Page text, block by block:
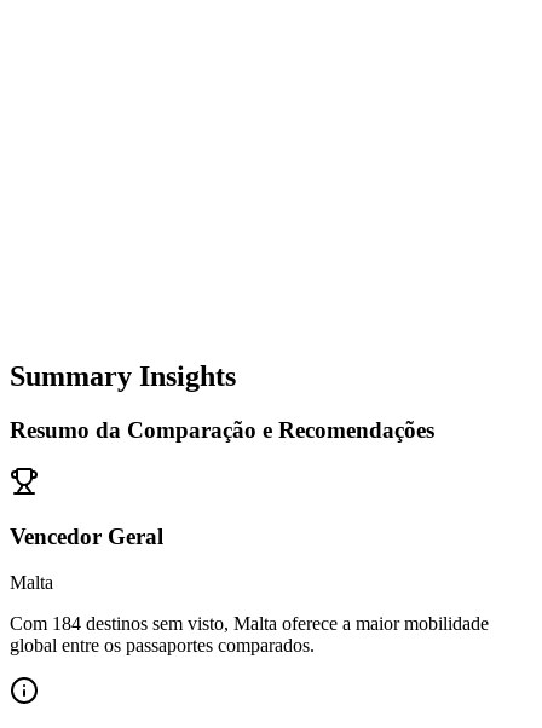
Summary Insights
Resumo da Comparação e Recomendações
Vencedor Geral
Malta
Com 184 destinos sem visto, Malta oferece a maior mobilidade
global entre os passaportes comparados.